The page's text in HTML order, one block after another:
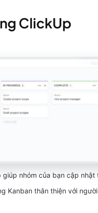
ClickUp
giúp nhóm của bạn cập nhật
Kanban thân thiện với